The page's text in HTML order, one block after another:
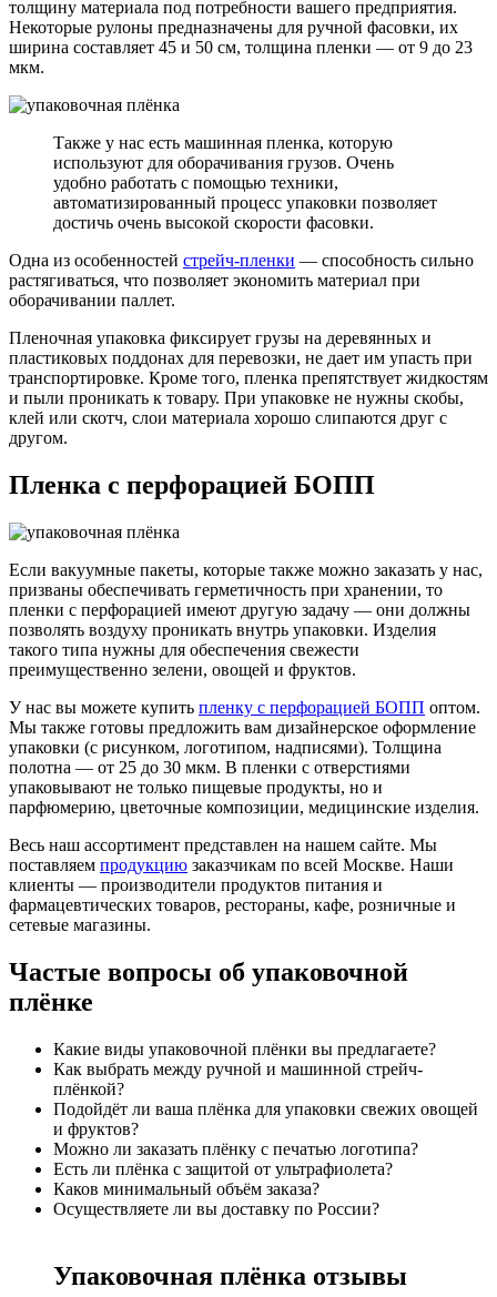
толщину материала под потребности вашего предприятия.
Некоторые рулоны предназначены для ручной фасовки, их
ширина составляет 45 и 50 см, толщина пленки — от 9 до 23
мкм.
Также у нас есть машинная пленка, которую
используют для оборачивания грузов. Очень
удобно работать с помощью техники,
автоматизированный процесс упаковки позволяет
достичь очень высокой скорости фасовки.
Одна из особенностей стрейч-пленки — способность сильно
растягиваться, что позволяет экономить материал при
оборачивании паллет.
Пленочная упаковка фиксирует грузы на деревянных и
пластиковых поддонах для перевозки, не дает им упасть при
транспортировке. Кроме того, пленка препятствует жидкостям
и пыли проникать к товару. При упаковке не нужны скобы,
клей или скотч, слои материала хорошо слипаются друг с
другом.
Пленка с перфорацией БОПП
Если вакуумные пакеты, которые также можно заказать у нас,
призваны обеспечивать герметичность при хранении, то
пленки с перфорацией имеют другую задачу — они должны
позволять воздуху проникать внутрь упаковки. Изделия
такого типа нужны для обеспечения свежести
преимущественно зелени, овощей и фруктов.
У нас вы можете купить пленку с перфорацией БОПП оптом.
Мы также готовы предложить вам дизайнерское оформление
упаковки (с рисунком, логотипом, надписями). Толщина
полотна — от 25 до 30 мкм. В пленки с отверстиями
упаковывают не только пищевые продукты, но и
парфюмерию, цветочные композиции, медицинские изделия.
Весь наш ассортимент представлен на нашем сайте. Мы
поставляем продукцию заказчикам по всей Москве. Наши
клиенты — производители продуктов питания и
фармацевтических товаров, рестораны, кафе, розничные и
сетевые магазины.
Частые вопросы об упаковочной
плёнке
Какие виды упаковочной плёнки вы предлагаете?
Как выбрать между ручной и машинной стрейч-
плёнкой?
Подойдёт ли ваша плёнка для упаковки свежих овощей
и фруктов?
Можно ли заказать плёнку с печатью логотипа?
Есть ли плёнка с защитой от ультрафиолета?
Каков минимальный объём заказа?
Осуществляете ли вы доставку по России?
Упаковочная плёнка отзывы